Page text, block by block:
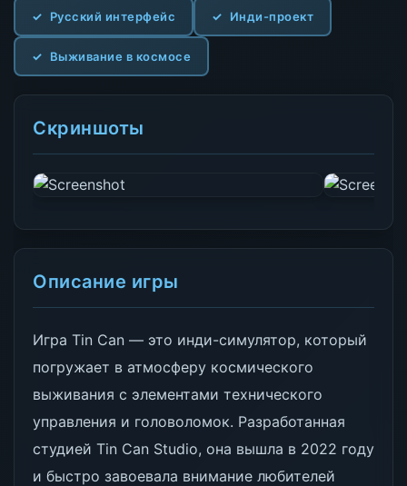
Русский интерфейс Инди-проект
Выживание в космосе
Скриншоты
Описание игры
Игра Tin Can — это инди-симулятор, который
погружает в атмосферу космического
выживания с элементами технического
управления и головоломок. Разработанная
студией Tin Can Studio, она вышла в 2022 году
и быстро завоевала внимание любителей